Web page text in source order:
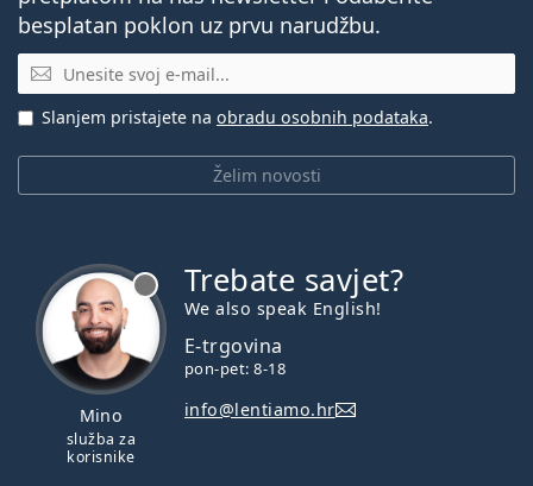
besplatan poklon uz prvu narudžbu.
E-mail
Želim novosti
Slanjem pristajete na obradu osobnih podataka.
Mino
služba za
korisnike
Trebate savjet?
We also speak English!
E-trgovina
pon-pet: 8-18
info@lentiamo.hr